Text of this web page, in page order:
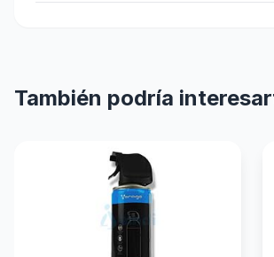
También podría